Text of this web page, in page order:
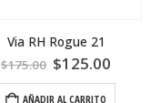
Via RH Rogue 21
$175.00 $125.00
AÑADIR AL CARRITO